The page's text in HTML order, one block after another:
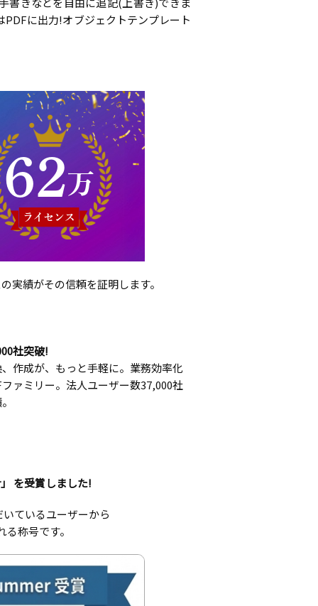
に出力!オブジェクトテンプレート
実績がその信頼を証明します。
社突破!
作成が、もっと手軽に。業務効率化
ァミリー。法人ユーザー数37,000社
を受賞しました!
ているユーザーから
称号です。